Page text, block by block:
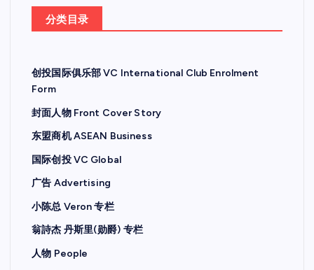
分类目录
创投国际俱乐部 VC International Club Enrolment
Form
封面人物 Front Cover Story
东盟商机 ASEAN Business
国际创投 VC Global
广告 Advertising
小陈总 Veron 专栏
翁詩杰 丹斯里(勋爵) 专栏
人物 People